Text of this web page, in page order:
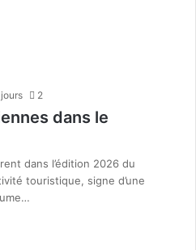
2
dans le
dans l’édition 2026 du
touristique, signe d’une